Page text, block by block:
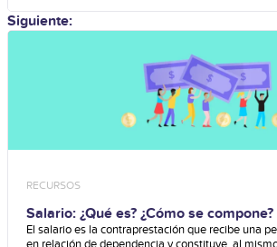
Siguiente:
RECURSOS
Salario: ¿Qué es? ¿Cómo se compone?
El salario es la contraprestación que recibe una